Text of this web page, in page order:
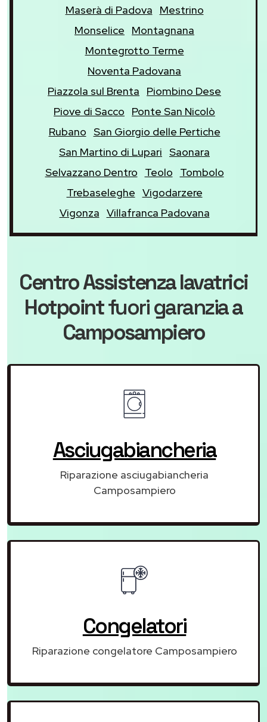
Maserà di Padova
Mestrino
Monselice
Montagnana
Montegrotto Terme
Noventa Padovana
Piazzola sul Brenta
Piombino Dese
Piove di Sacco
Ponte San Nicolò
Rubano San Giorgio delle Pertiche
San Martino di Lupari Saonara
Selvazzano Dentro
Teolo
Tombolo
Trebaseleghe Vigodarzere
Vigonza Villafranca Padovana
Centro Assistenza lavatrici
Hotpointfuori garanziaa
Camposampiero
Asciugabiancheria
Riparazione asciugabiancheria
Camposampiero
Congelatori
Riparazione congelatore Camposampiero